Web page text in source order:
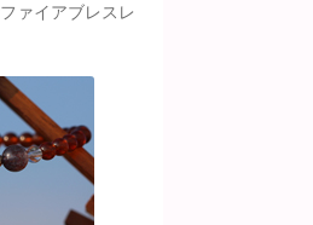
ァイアブレスレ